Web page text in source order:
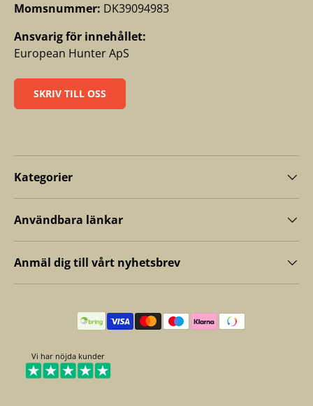
Momsnummer: DK39094983
Ansvarig för innehållet:
European Hunter ApS
SKRIV TILL OSS
Kategorier
Användbara länkar
Anmäl dig till vårt nyhetsbrev
Betalningsmetoder
Vi har nöjda kunder